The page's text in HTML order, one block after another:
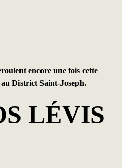
encore une fois cette
District Saint-Joseph.
LÉVIS